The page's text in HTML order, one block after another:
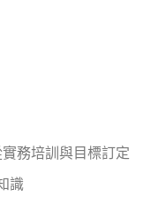
務培訓與目標訂定
識